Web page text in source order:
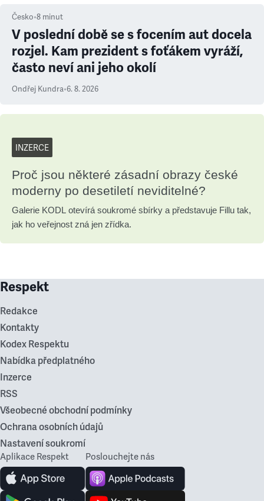
Česko•8 minut
V poslední době se s focením aut docela
rozjel. Kam prezident s foťákem vyráží,
často neví ani jeho okolí
Ondřej Kundra•6. 8. 2026
INZERCE
Proč jsou některé zásadní obrazy české
moderny po desetiletí neviditelné?
Galerie KODL otevírá soukromé sbírky a představuje Fillu tak,
jak ho veřejnost zná jen zřídka.
Respekt
Redakce
Kontakty
Kodex Respektu
Nabídka předplatného
Inzerce
RSS
Všeobecné obchodní podmínky
Ochrana osobních údajů
Nastavení soukromí
Aplikace Respekt Poslouchejte nás